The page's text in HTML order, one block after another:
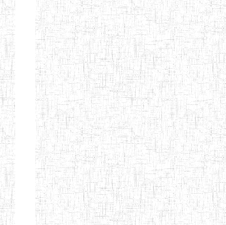
Début Préc. 1 2 3 4 5
6
Suivant
Fin
Etablissements
d'enseignement
secondaire
technique
et
professionnel